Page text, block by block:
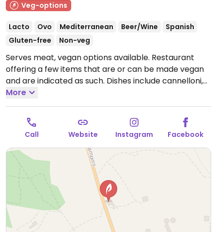
Veg-options
Lacto Ovo Mediterranean Beer/Wine
Spanish
Gluten-free
Non-veg
Serves meat, vegan options available. Restaurant
offering a few items that are or can be made vegan
and are indicated as such. Dishes include cannelloni,
mushroom croquettes, artichoke tempura, hummus,
salad, tofu with pasta, rice with Heura, carrot cake
and more.
Open Mon-Sat 09:30-19:30.
More
Call Website Instagram Facebook